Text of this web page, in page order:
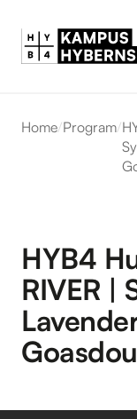
Home/Program/
HYB4
RIVER |